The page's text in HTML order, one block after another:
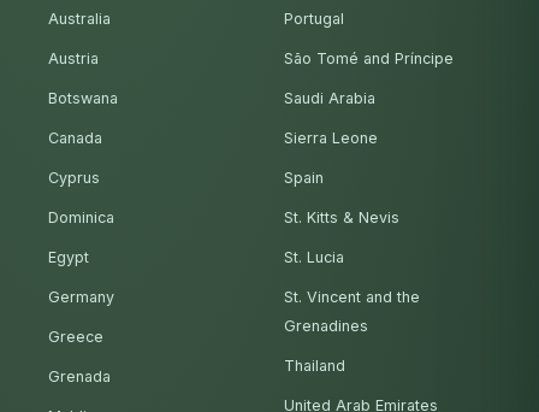
Australia
Austria
Botswana
Canada
Cyprus
Dominica
Egypt
Germany
Greece
Grenada
Portugal
São Tomé and Príncipe
Saudi Arabia
Sierra Leone
Spain
St. Kitts & Nevis
St. Lucia
St. Vincent and the
Grenadines
Thailand
United Arab Emirates